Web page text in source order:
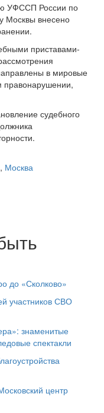
УФССП России по
Москвы внесено
приставами-
в мировые
правонарушении,
судебного
, Москва
до «Сколково»
участников СВО
знаменитые
спектакли
центр